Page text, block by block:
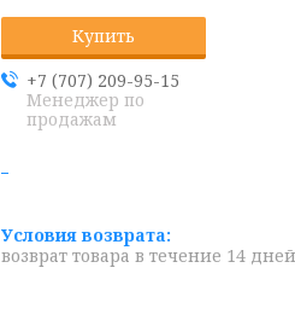
Купить
+7 (707) 209-95-15
Менеджер по
продажам
возврат товара в течение 14 дней